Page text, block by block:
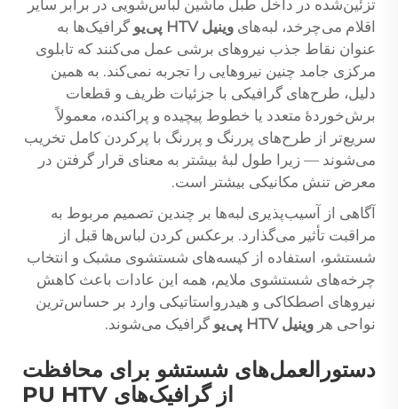
تزئین‌شده در داخل طبل ماشین لباس‌شویی در برابر سایر
اقلام می‌چرخد، لبه‌های وینیل HTV پی‌یو
گرافیک‌ها به
عنوان نقاط جذب نیروهای برشی عمل می‌کنند که تابلوی
مرکزی جامد چنین نیروهایی را تجربه نمی‌کند. به همین
دلیل، طرح‌های گرافیکی با جزئیات ظریف و قطعات
برش‌خوردهٔ متعدد یا خطوط پیچیده و پراکنده، معمولاً
سریع‌تر از طرح‌های پررنگ و پررنگ با پرکردن کامل تخریب
می‌شوند — زیرا طول لبهٔ بیشتر به معنای قرار گرفتن در
معرض تنش مکانیکی بیشتر است.
آگاهی از آسیب‌پذیری لبه‌ها بر چندین تصمیم مربوط به
مراقبت تأثیر می‌گذارد. برعکس کردن لباس‌ها قبل از
شستشو، استفاده از کیسه‌های شستشوی مشبک و انتخاب
چرخه‌های شستشوی ملایم، همه این عادات باعث کاهش
نیروهای اصطکاکی و هیدرواستاتیکی وارد بر حساس‌ترین
نواحی هر وینیل HTV پی‌یو گرافیک می‌شوند.
دستورالعمل‌های شستشو برای محافظت
از گرافیک‌های PU HTV